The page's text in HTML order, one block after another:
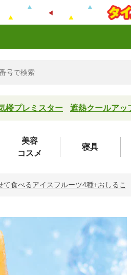
楼プレミスター 遮熱クールアッ
美容
コスメ
寝具
て食べるアイスフルーツ4種+おしるこ